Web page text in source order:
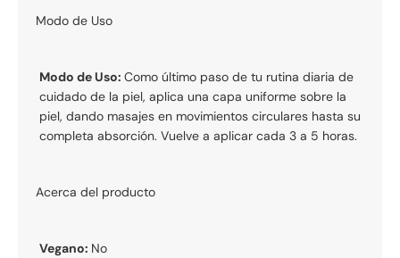
Modo de Uso
Modo de Uso: Como último paso de tu rutina diaria de
cuidado de la piel, aplica una capa uniforme sobre la
piel, dando masajes en movimientos circulares hasta su
completa absorción. Vuelve a aplicar cada 3 a 5 horas.
Acerca del producto
Vegano: No